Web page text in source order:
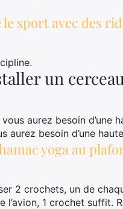
sport avec des
un
aurez besoin d’une
aurez besoin d’une
yoga au
2 crochets, un de
l’avion, 1 crochet suffit.